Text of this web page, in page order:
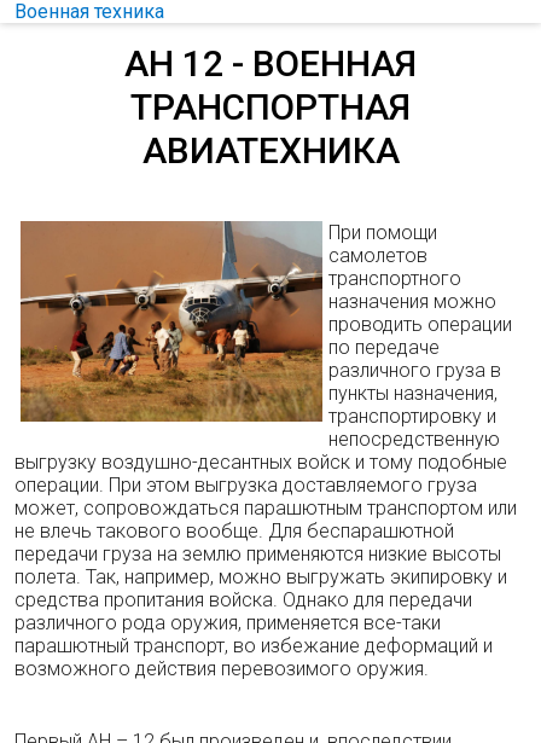
Военная техника
АН 12 - ВОЕННАЯ
ТРАНСПОРТНАЯ
АВИАТЕХНИКА
При помощи
самолетов
транспортного
назначения можно
проводить операции
по передаче
различного груза в
пункты назначения,
транспортировку и
непосредственную
выгрузку воздушно-десантных войск и тому подобные
операции. При этом выгрузка доставляемого груза
может, сопровождаться парашютным транспортом или
не влечь такового вообще. Для беспарашютной
передачи груза на землю применяются низкие высоты
полета. Так, например, можно выгружать экипировку и
средства пропитания войска. Однако для передачи
различного рода оружия, применяется все-таки
парашютный транспорт, во избежание деформаций и
возможного действия перевозимого оружия.